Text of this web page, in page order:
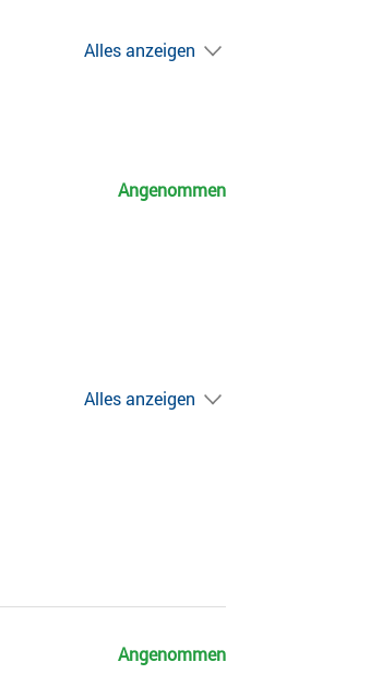
Alles anzeigen
Angenommen
Alles anzeigen
Angenommen